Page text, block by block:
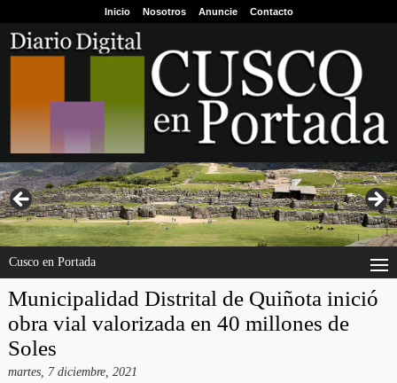
Inicio Nosotros Anuncie Contacto
Cusco en Portada
Municipalidad Distrital de Quiñota inició
obra vial valorizada en 40 millones de
Soles
martes, 7 diciembre, 2021